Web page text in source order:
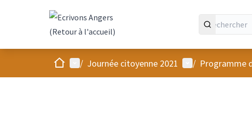
AccueilMenu principal
/ Journée citoyenne 2021 Menu utilisateur
/ Programme